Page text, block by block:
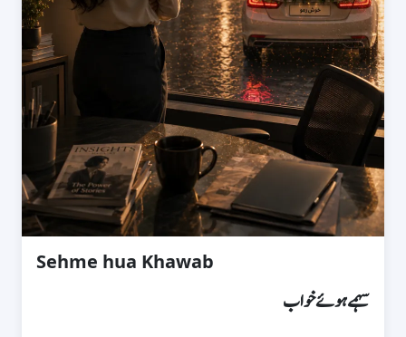
Sehme hua Khawab
سہمے ہوئے خواب